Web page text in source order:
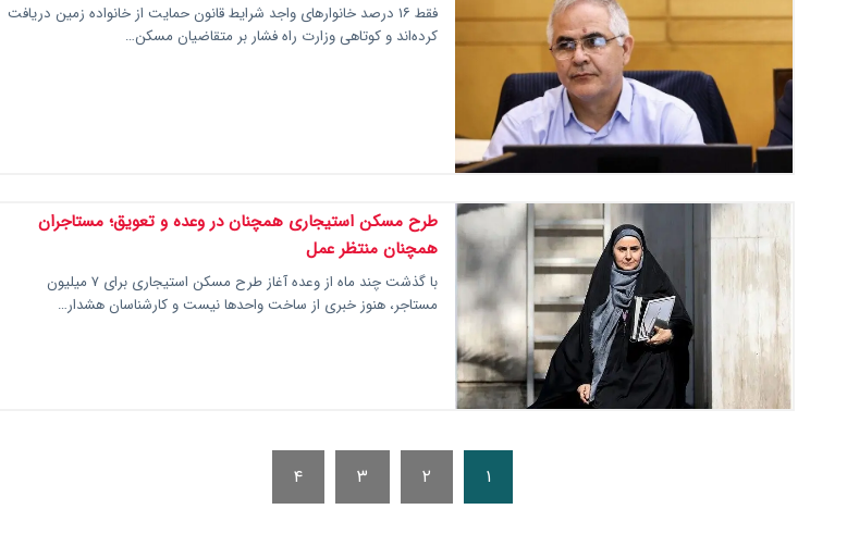
فقط ۱۶ درصد خانوارهای واجد شرایط قانون حمایت از خانواده زمین دریافت
کرده‌اند و کوتاهی وزارت راه فشار بر متقاضیان مسکن…
طرح مسکن استیجاری همچنان در وعده و تعویق؛ مستاجران
همچنان منتظر عمل
با گذشت چند ماه از وعده آغاز طرح مسکن استیجاری برای ۷ میلیون
مستاجر، هنوز خبری از ساخت واحدها نیست و کارشناسان هشدار…
۱ ۲ ۳ ۴